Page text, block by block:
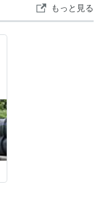
に 撮影者も相当大
聞こえナィ ❤…
もっと見る